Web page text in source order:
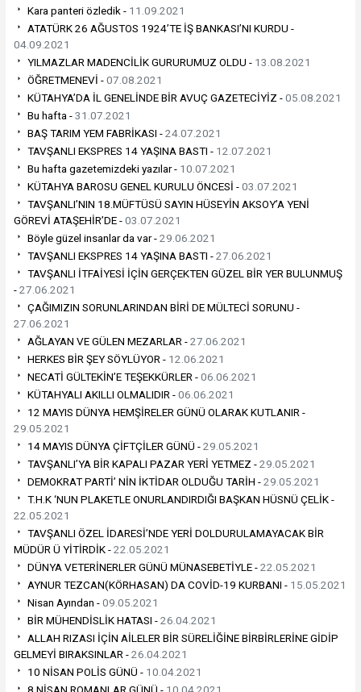
Kara panteri özledik - 11.09.2021
ATATÜRK 26 AĞUSTOS 1924’TE İŞ BANKASI’NI KURDU -
04.09.2021
YILMAZLAR MADENCİLİK GURURUMUZ OLDU - 13.08.2021
ÖĞRETMENEVİ -07.08.2021
KÜTAHYA’DA İL GENELİNDE BİR AVUÇ GAZETECİYİZ -05.08.2021
Bu hafta -31.07.2021
BAŞ TARIM YEM FABRİKASI -24.07.2021
TAVŞANLI EKSPRES 14 YAŞINA BASTI - 12.07.2021
Bu hafta gazetemizdeki yazılar - 10.07.2021
KÜTAHYA BAROSU GENEL KURULU ÖNCESİ -03.07.2021
TAVŞANLI’NIN 18.MÜFTÜSÜ SAYIN HÜSEYİN AKSOY’A YENİ
GÖREVİ ATAŞEHİR’DE -03.07.2021
Böyle güzel insanlar da var -29.06.2021
TAVŞANLI EKSPRES 14 YAŞINA BASTI -27.06.2021
TAVŞANLI İTFAİYESİ İÇİN GERÇEKTEN GÜZEL BİR YER BULUNMUŞ
-27.06.2021
ÇAĞIMIZIN SORUNLARINDAN BİRİ DE MÜLTECİ SORUNU -
27.06.2021
AĞLAYAN VE GÜLEN MEZARLAR -27.06.2021
HERKES BİR ŞEY SÖYLÜYOR - 12.06.2021
NECATİ GÜLTEKİN’E TEŞEKKÜRLER -06.06.2021
KÜTAHYALI AKILLI OLMALIDIR -06.06.2021
12 MAYIS DÜNYA HEMŞİRELER GÜNÜ OLARAK KUTLANIR -
29.05.2021
14 MAYIS DÜNYA ÇİFTÇİLER GÜNÜ -29.05.2021
TAVŞANLI’YA BİR KAPALI PAZAR YERİ YETMEZ -29.05.2021
DEMOKRAT PARTİ’ NİN İKTİDAR OLDUĞU TARİH -29.05.2021
T.H.K ‘NUN PLAKETLE ONURLANDIRDIĞI BAŞKAN HÜSNÜ ÇELİK -
22.05.2021
TAVŞANLI ÖZEL İDARESİ’NDE YERİ DOLDURULAMAYACAK BİR
MÜDÜR Ü YİTİRDİK -22.05.2021
DÜNYA VETERİNERLER GÜNÜ MÜNASEBETİYLE -22.05.2021
AYNUR TEZCAN(KÖRHASAN) DA COVİD-19 KURBANI - 15.05.2021
Nisan Ayından -09.05.2021
BİR MÜHENDİSLİK HATASI -26.04.2021
ALLAH RIZASI İÇİN AİLELER BİR SÜRELİĞİNE BİRBİRLERİNE GİDİP
GELMEYİ BIRAKSINLAR -26.04.2021
10 NİSAN POLİS GÜNÜ - 10.04.2021